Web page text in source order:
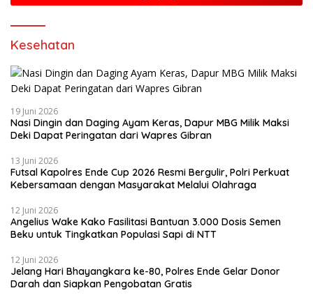
Kesehatan
19 Juni 2026
Nasi Dingin dan Daging Ayam Keras, Dapur MBG Milik Maksi
Deki Dapat Peringatan dari Wapres Gibran
13 Juni 2026
Futsal Kapolres Ende Cup 2026 Resmi Bergulir, Polri Perkuat
Kebersamaan dengan Masyarakat Melalui Olahraga
12 Juni 2026
Angelius Wake Kako Fasilitasi Bantuan 3.000 Dosis Semen
Beku untuk Tingkatkan Populasi Sapi di NTT
12 Juni 2026
Jelang Hari Bhayangkara ke-80, Polres Ende Gelar Donor
Darah dan Siapkan Pengobatan Gratis